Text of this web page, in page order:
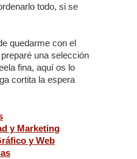
todo, si se
quedarme con el
una selección
fina, aquí os lo
cortita la espera
y Marketing
y Web